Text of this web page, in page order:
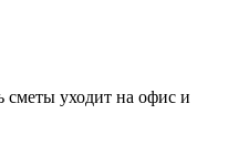
сметы уходит на офис и